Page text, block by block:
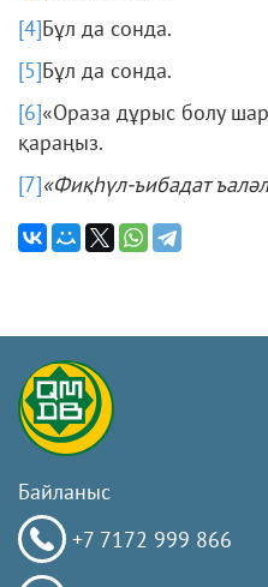
[4]Бұл да сонда.
[5]Бұл да сонда.
[6]«Ораза дұрыс болу
қараңыз.
[7]«Фиқһүл-ъибадат
Байланыс
+7 7172 999 866